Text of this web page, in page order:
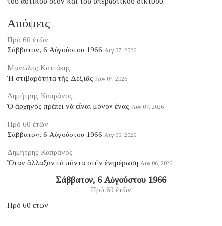
Απόψεις
Πρό 60 ἐτῶν
Σάββατον, 6 Αὐγούστου 1966 Αυγ 07, 2026
Μανώλης Κοττάκης
Ἡ στιβαρότητα τῆς Δεξιᾶς Αυγ 07, 2026
Δημήτρης Καπράνος
Ὁ ἀρχηγός πρέπει νά εἶναι μόνον ἕνας Αυγ 07, 2026
Πρό 60 ἐτῶν
Σάββατον, 6 Αὐγούστου 1966 Αυγ 06, 2026
Δημήτρης Καπράνος
Ὅταν ἄλλαξαν τά πάντα στήν ἐνημέρωση Αυγ 06, 2026
Σάββατον, 6 Αὐγούστου 1966
Πρό 60 ἐτῶν
Πρό 60 ετων